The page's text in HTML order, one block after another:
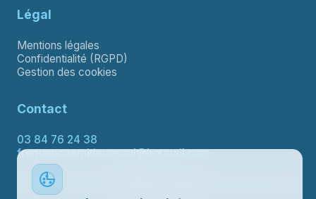
Légal
Mentions légales
Confidentialité (RGPD)
Gestion des cookies
Contact
03 84 76 24 38
frequenceamitievesoul@hotmail.com